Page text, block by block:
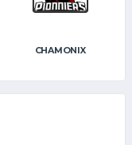
CHAMONIX